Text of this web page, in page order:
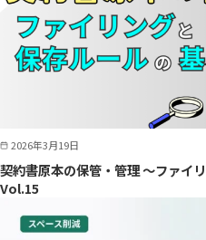
2026年3月19日
契約書原本の保管・管理 ～ファイ
Vol.15